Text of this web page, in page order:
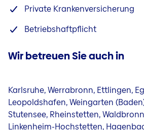
Private Krankenversicherung
Betriebshaftpflicht
Wir betreuen Sie auch in
Karlsruhe, Werrabronn, Ettlingen,
Leopoldshafen, Weingarten
Stutensee, Rheinstetten,
Linkenheim-Hochstetten,